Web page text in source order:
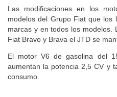
Las modificaciones en los
modelos del Grupo Fiat que los
marcas y en todos los modelos.
Fiat Bravo y Brava el JTD se
El motor V6 de gasolina del
aumentan la potencia 2,5 CV y
consumo.